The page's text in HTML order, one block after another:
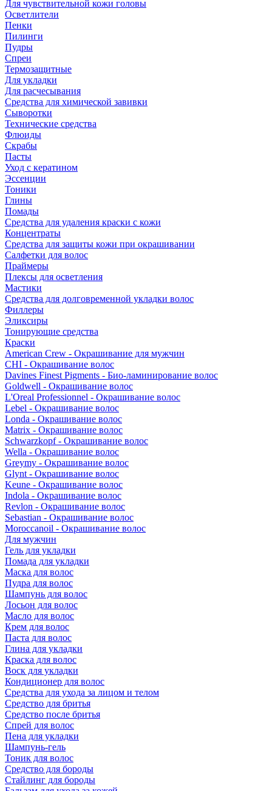
Для чувствительной кожи головы
Осветлители
Пенки
Пилинги
Пудры
Спреи
Термозащитные
Для укладки
Для расчесывания
Средства для химической завивки
Сыворотки
Технические средства
Флюиды
Скрабы
Пасты
Уход с кератином
Эссенции
Тоники
Глины
Помады
Средства для удаления краски с кожи
Концентраты
Средства для защиты кожи при окрашивании
Салфетки для волос
Праймеры
Плексы для осветления
Мастики
Средства для долговременной укладки волос
Филлеры
Эликсиры
Тонирующие средства
Краски
American Crew - Окрашивание для мужчин
CHI - Окрашивание волос
Davines Finest Pigments - Био-ламинирование волос
Goldwell - Окрашивание волос
L'Oreal Professionnel - Окрашивание волос
Lebel - Окрашивание волос
Londa - Окрашивание волос
Matrix - Окрашивание волос
Schwarzkopf - Окрашивание волос
Wella - Окрашивание волос
Greymy - Окрашивание волос
Glynt - Окрашивание волос
Keune - Окрашивание волос
Indola - Окрашивание волос
Revlon - Окрашивание волос
Sebastian - Окрашивание волос
Moroccanoil - Окрашивание волос
Для мужчин
Гель для укладки
Помада для укладки
Маска для волос
Пудра для волос
Шампунь для волос
Лосьон для волос
Масло для волос
Крем для волос
Паста для волос
Глина для укладки
Краска для волос
Воск для укладки
Кондиционер для волос
Средства для ухода за лицом и телом
Средство для бритья
Средство после бритья
Спрей для волос
Пена для укладки
Шампунь-гель
Тоник для волос
Средство для бороды
Стайлинг для бороды